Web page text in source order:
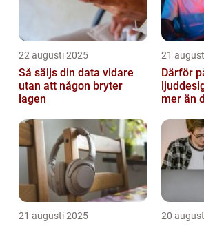
22 augusti 2025
Så säljs din data vidare
utan att någon bryter
lagen
21
Därför
mer än
21 augusti 2025 20